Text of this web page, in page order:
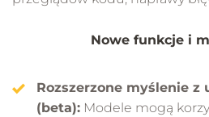
Nowe funkcje i
Rozszerzone myślenie z
(beta): Modele mogą